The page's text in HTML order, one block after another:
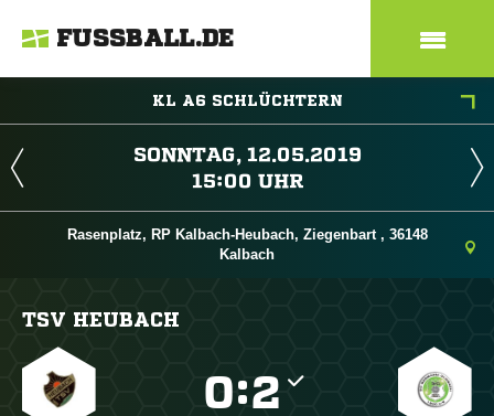
FUSSBALL.DE
KL A6 SCHLÜCHTERN
 
 
Rasenplatz, RP Kalbach-Heubach, Ziegenbart , 36148
Kalbach
TSV HEUBACH
: